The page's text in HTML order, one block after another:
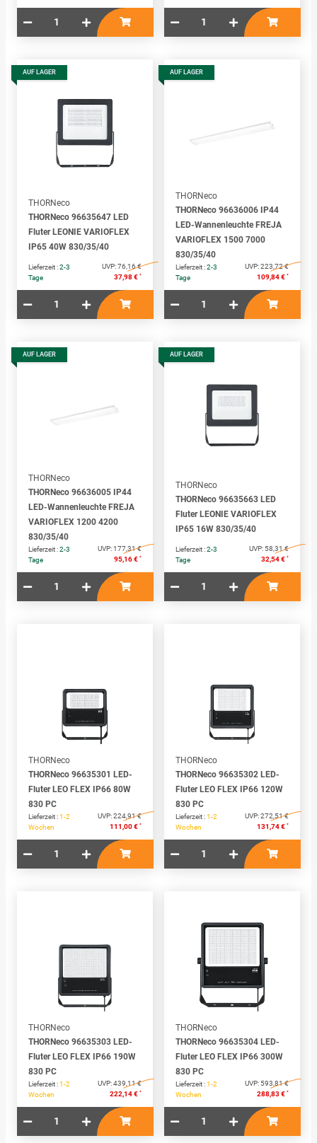
AUF LAGER
THORNeco
THORNeco 96635647 LED
Fluter LEONIE VARIOFLEX
IP65 40W 830/35/40
Lieferzeit :2-3
Tage
UVP:76,16 €
37,98 € *
AUF LAGER
THORNeco
THORNeco 96636006 IP44
LED-Wannenleuchte FREJA
VARIOFLEX 1500 7000
830/35/40
Lieferzeit :2-3
Tage
UVP:223,72 €
109,84 € *
AUF LAGER
THORNeco
THORNeco 96636005 IP44
LED-Wannenleuchte FREJA
VARIOFLEX 1200 4200
830/35/40
Lieferzeit :2-3
Tage
UVP:177,31 €
95,16 € *
AUF LAGER
THORNeco
THORNeco 96635663 LED
Fluter LEONIE VARIOFLEX
IP65 16W 830/35/40
Lieferzeit :2-3
Tage
UVP: 58,31 €
32,54 € *
THORNeco
THORNeco 96635301 LED-
Fluter LEO FLEX IP66 80W
830 PC
Lieferzeit :1-2
Wochen
UVP:224,91 €
111,00 € *
THORNeco
THORNeco 96635302 LED-
Fluter LEO FLEX IP66 120W
830 PC
Lieferzeit :1-2
Wochen
UVP:272,51 €
131,74 € *
THORNeco
THORNeco 96635303 LED-
Fluter LEO FLEX IP66 190W
830 PC
Lieferzeit :1-2
Wochen
UVP:439,11 €
222,14 € *
THORNeco
THORNeco 96635304 LED-
Fluter LEO FLEX IP66 300W
830 PC
Lieferzeit :1-2
Wochen
UVP: 593,81 €
288,83 € *